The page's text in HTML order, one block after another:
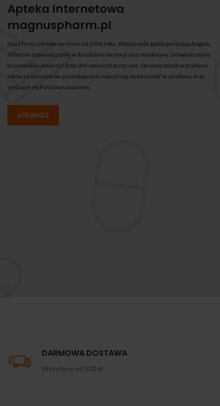
Apteka Internetowa
magnuspharm.pl
Nasz firma istnieje na rynku od 2006 roku. Właściciele apteki posiadają bogate,
20 letnie doświadczenie w dziedzinie farmacji oraz medycyny. Doświadczenie
to pozwoliło stworzyć listę oferowanych przez nas, sprawdzonych w praktyce
leków i kosmetyków, posiadających najwyższą skuteczność w działaniu oraz
cieszące się Państwa uznaniem.
SPRAWDŹ
DARMOWA DOSTAWA
Wysyłamy od 300 zł